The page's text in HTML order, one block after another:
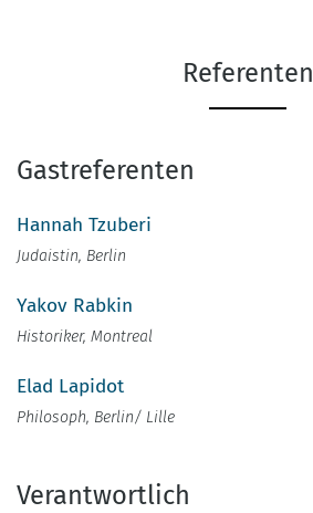
Referenten
Gastreferenten
Hannah Tzuberi
Judaistin, Berlin
Yakov Rabkin
Historiker, Montreal
Elad Lapidot
Philosoph, Berlin/ Lille
Verantwortlich